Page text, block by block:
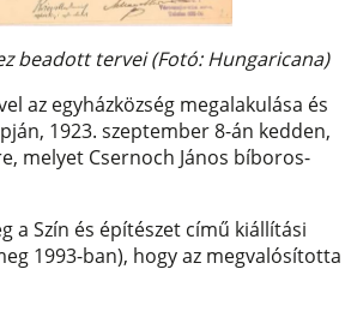
beadott tervei (Fotó: Hungaricana)
az egyházközség megalakulása és
1923. szeptember 8-án kedden,
melyet Csernoch János bíboros-
a Szín és építészet című kiállítási
1993-ban), hogy az megvalósította